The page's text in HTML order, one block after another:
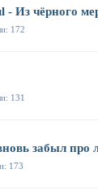
- Из чёрного
172
131
забыл про
173